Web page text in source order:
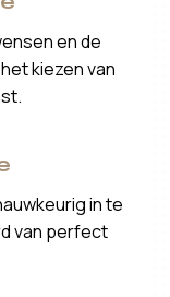
en de
kiezen van
in te
van perfect